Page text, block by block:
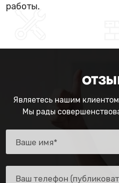
работы.
Являетесь нашим
Мы рады